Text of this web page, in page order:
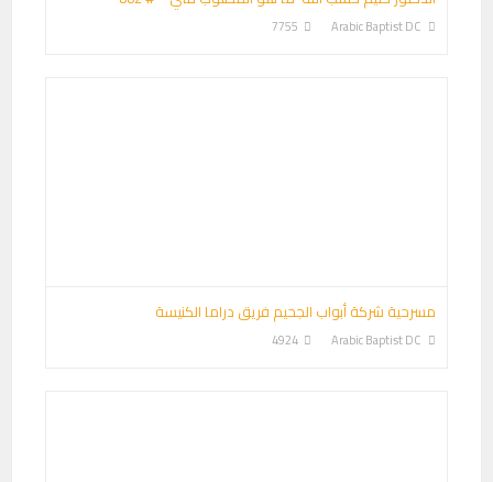
Arabic Baptist DC
7755
مسرحية شركة أبواب الجحيم فريق دراما الكنيسة
Arabic Baptist DC
4924